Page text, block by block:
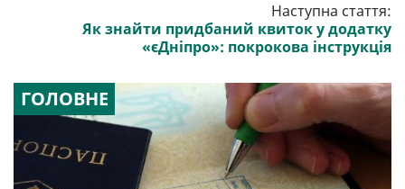
Наступна стаття:
Як знайти придбаний квиток у додатку
«єДніпро»: покрокова інструкція
ГОЛОВНЕ